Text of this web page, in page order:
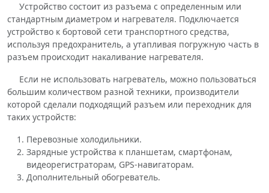
Устройство состоит из разъема с определенным или
стандартным диаметром и нагревателя. Подключается
устройство к бортовой сети транспортного средства,
используя предохранитель, а утапливая погружную часть в
разъем происходит накаливание нагревателя.
Если не использовать нагреватель, можно пользоваться
большим количеством разной техники, производители
которой сделали подходящий разъем или переходник для
таких устройств:
Перевозные холодильники.
Зарядные устройства к планшетам, смартфонам,
видеорегистраторам, GPS-навигаторам.
Дополнительный обогреватель.